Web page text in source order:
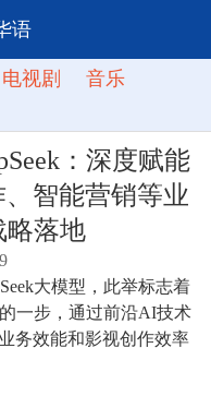
语
电视剧
音乐
：深度赋能
智能营销等业
落地
大模型，此举标志着
一步，通过前沿AI技术
务效能和影视创作效率